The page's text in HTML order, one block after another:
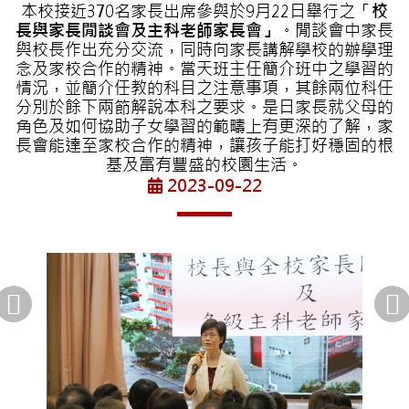
本校接近370名家長出席參與於9月22日舉行之「校
長與家長閒談會及主科老師家長會」
。閒談會中家長
與校長作出充分交流，同時向家長講解學校的辦學理
念及家校合作的精神。當天班主任簡介班中之學習的
情況，並簡介任教的科目之注意事項，其餘兩位科任
分別於餘下兩節解說本科之要求。是日家長就父母的
角色及如何協助子女學習的範疇上有更深的了解，家
長會能達至家校合作的精神，讓孩子能打好穩固的根
基及富有豐盛的校園生活。
2023-09-22